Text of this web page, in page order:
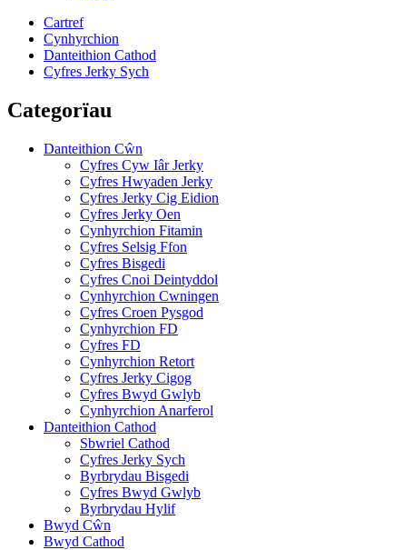
Cartref
Cynhyrchion
Danteithion Cathod
Cyfres Jerky Sych
Categorïau
Danteithion Cŵn
Cyfres Cyw Iâr Jerky
Cyfres Hwyaden Jerky
Cyfres Jerky Cig Eidion
Cyfres Jerky Oen
Cynhyrchion Fitamin
Cyfres Selsig Ffon
Cyfres Bisgedi
Cyfres Cnoi Deintyddol
Cynhyrchion Cwningen
Cyfres Croen Pysgod
Cynhyrchion FD
Cyfres FD
Cynhyrchion Retort
Cyfres Jerky Cigog
Cyfres Bwyd Gwlyb
Cynhyrchion Anarferol
Danteithion Cathod
Sbwriel Cathod
Cyfres Jerky Sych
Byrbrydau Bisgedi
Cyfres Bwyd Gwlyb
Byrbrydau Hylif
Bwyd Cŵn
Bwyd Cathod